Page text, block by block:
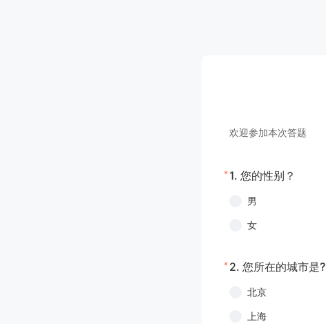
欢迎参加本次答题
* 1. 您的性别？
男
女
* 2. 您所在的城市是?
北京
上海